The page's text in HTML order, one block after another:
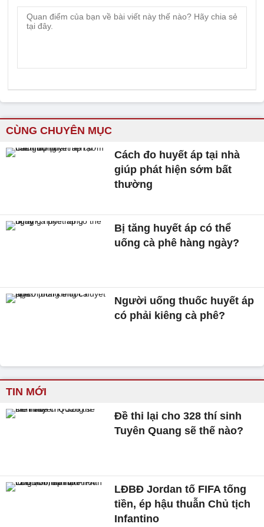
CÙNG CHUYÊN MỤC
Cách đo huyết áp tại nhà
giúp phát hiện sớm bất
thường
Bị tăng huyết áp có thể
uống cà phê hàng ngày?
Người uống thuốc huyết áp
có phải kiêng cà phê?
TIN MỚI
Đề thi lại cho 328 thí sinh
Tuyên Quang sẽ thế nào?
LĐBĐ Jordan tố FIFA tống
tiền, ép hậu thuẫn Chủ tịch
Infantino